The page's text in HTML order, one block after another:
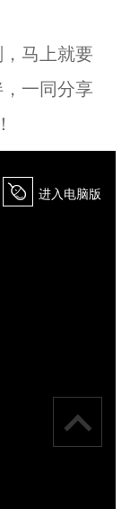
马上就要
一同分享
򰀄 进入电脑版